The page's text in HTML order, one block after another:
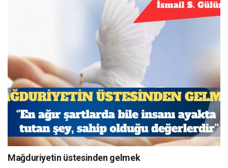
Mağduriyetin üstesinden gelmek